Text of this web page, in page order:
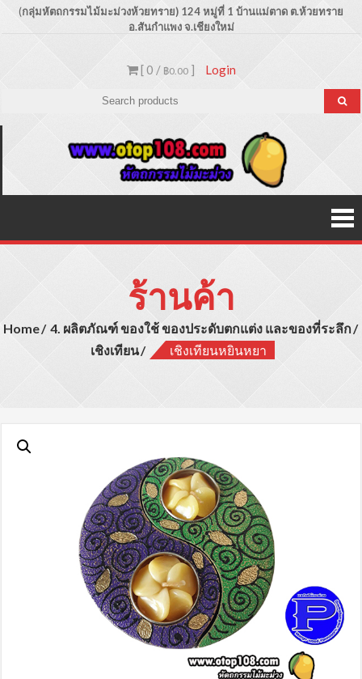
Skip(กลุ่มหัตถกรรมไม้มะม่วงห้วยทราย) 124 หมู่ที่ 1 บ้านแม่ตาด ต.ห้วยทราย
อ.สันกำแพง จ.เชียงใหม่
[ 0 / ฿0.00] Login
ประเภท
ผลิตภัณฑ์
สินค้าไม้
มะม่วง
ร้านค้า
Home
4. ผลิตภัณฑ์ ของใช้ ของประดับตกแต่ง และของที่ระลึก
เชิงเทียน
เชิงเทียนหยินหยา